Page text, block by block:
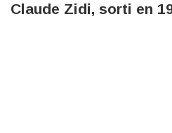
Claude Zidi, sorti en